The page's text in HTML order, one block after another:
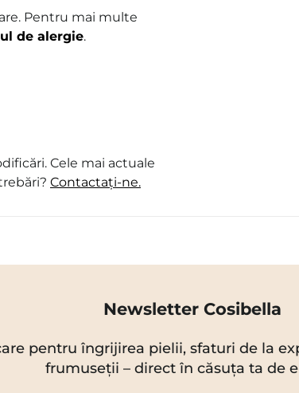
Pentru mai multe
de alergie.
Cele mai actuale
Contactați-ne.
Newsletter Cosibella
pentru îngrijirea pielii, sfaturi de la
frumuseții – direct în căsuța ta de